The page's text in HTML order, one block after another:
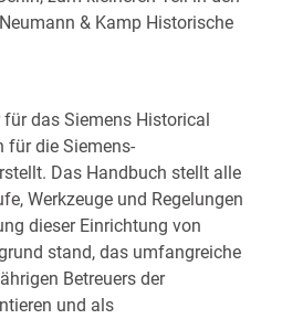
& Kamp Historische
das Siemens Historical
für die Siemens-
Das Handbuch stellt alle
Werkzeuge und Regelungen
dieser Einrichtung von
stand, das umfangreiche
Betreuers der
und als